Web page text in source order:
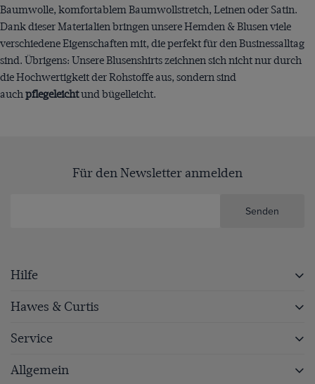
Baumwolle, komfortablem Baumwollstretch, Leinen oder Satin.
Dank dieser Materialien bringen unsere Hemden & Blusen viele
verschiedene Eigenschaften mit, die perfekt für den Businessalltag
sind. Übrigens: Unsere Blusenshirts zeichnen sich nicht nur durch
die Hochwertigkeit der Rohstoffe aus, sondern sind
auchpflegeleichtund bügelleicht.
Für den Newsletter anmelden
Senden
Hilfe
Hawes & Curtis
Service
Allgemein